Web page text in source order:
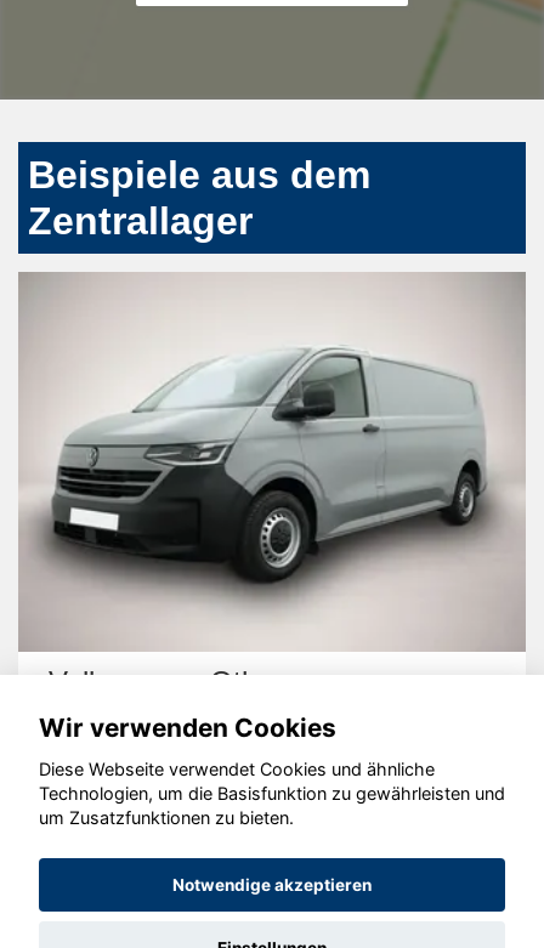
Beispiele aus dem
Zentrallager
Volkswagen Other
© konjunkturmotor.de GmbH 2020 - 2026
Wir verwenden Cookies
Diese Webseite verwendet Cookies und ähnliche
Technologien, um die Basisfunktion zu gewährleisten und
um Zusatzfunktionen zu bieten.
Notwendige akzeptieren